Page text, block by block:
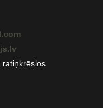
ratiņkrēslos